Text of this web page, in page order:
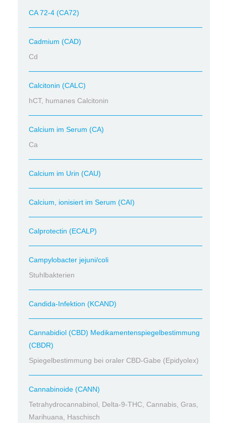
CA 72-4 (CA72)
Cadmium (CAD)
Cd
Calcitonin (CALC)
hCT, humanes Calcitonin
Calcium im Serum (CA)
Ca
Calcium im Urin (CAU)
Calcium, ionisiert im Serum (CAI)
Calprotectin (ECALP)
Campylobacter jejuni/coli
Stuhlbakterien
Candida-Infektion (KCAND)
Cannabidiol (CBD) Medikamentenspiegelbestimmung
(CBDR)
Spiegelbestimmung bei oraler CBD-Gabe (Epidyolex)
Cannabinoide (CANN)
Tetrahydrocannabinol, Delta-9-THC, Cannabis, Gras,
Marihuana, Haschisch